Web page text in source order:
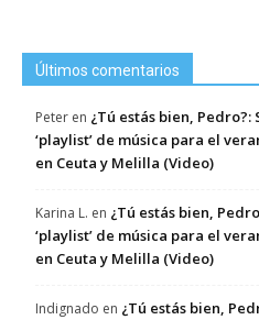
Últimos comentarios
Peter en ¿Tú estás bien, Pedro?:
‘playlist’ de música para el
en Ceuta y Melilla (Video)
Karina L. en ¿Tú estás bien,
‘playlist’ de música para el
en Ceuta y Melilla (Video)
Indignado en ¿Tú estás bien,